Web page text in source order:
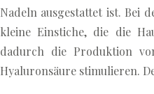
Nadeln ausgestattet ist. Bei
kleine Einstiche, die die
dadurch die Produktion
Hyaluronsäure stimulieren.